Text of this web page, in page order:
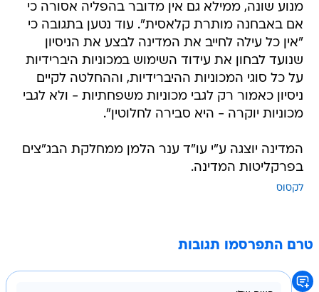
מנוע שונה, ממילא גם אין מדובר בהפליה אסורה כי
אם באבחנה מותרת קלאסית". עוד נטען בתגובה כי
"אין כל עילה לחייב את המדינה לבצע את הניסיון
שנועד לבחון את עידוד השימוש במכוניות היברידיות
על כל סוגי המכוניות ההיברידיות, וההחלטה לקיים
ניסיון כאמור רק לגבי מכוניות משפחתיות - ולא לגבי
מכוניות יוקרה - היא סבירה לחלוטין".
המדינה יוצגה ע"י עו"ד ענר הלמן ממחלקת הבג"צים
בפרקליטות המדינה.
לקסוס
טרם התפרסמו תגובות